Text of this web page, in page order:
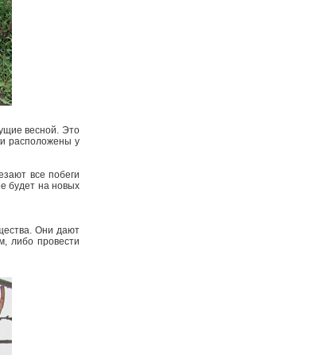
весной. Это
расположены у
все побеги
будет на новых
Они дают
либо провести